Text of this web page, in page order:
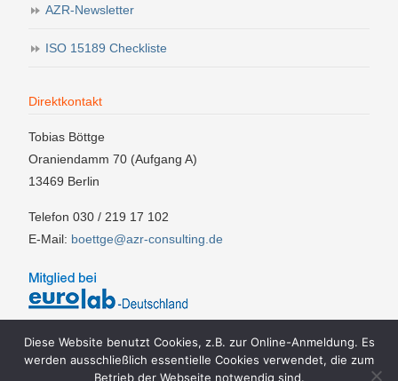
AZR-Newsletter
ISO 15189 Checkliste
Direktkontakt
Tobias Böttge
Oraniendamm 70 (Aufgang A)
13469 Berlin
Telefon 030 / 219 17 102
E-Mail: boettge@azr-consulting.de
Diese Website benutzt Cookies, z.B. zur Online-Anmeldung. Es
werden ausschließlich essentielle Cookies verwendet, die zum
Betrieb der Webseite notwendig sind.